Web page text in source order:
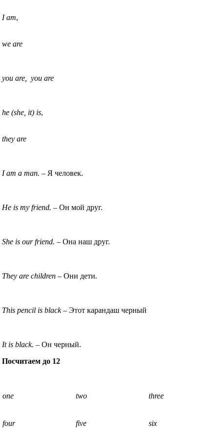
I am,
we are
you are, you are
he (she, it) is,
they are
I am a man. – Я человек.
He is my friend. – Он мой друг.
She is our friend. – Она наш друг.
They are children –Они дети.
This pencil is black– Этот карандаш черный
It is black. – Он черный.
Посчитаем до 12
one two three
four five six